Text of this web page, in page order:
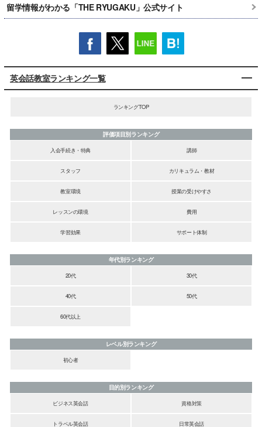
留学情報がわかる「THE RYUGAKU」公式サイト
英会話教室ランキング一覧
ランキングTOP
評価項目別ランキング
入会手続き・特典
講師
スタッフ カリキュラム・教材
教室環境 授業の受けやすさ
レッスンの環境 費用
学習効果 サポート体制
年代別ランキング
20代
30代
40代 50代
60代以上
レベル別ランキング
初心者
目的別ランキング
ビジネス英会話
資格対策
トラベル英会話 日常英会話